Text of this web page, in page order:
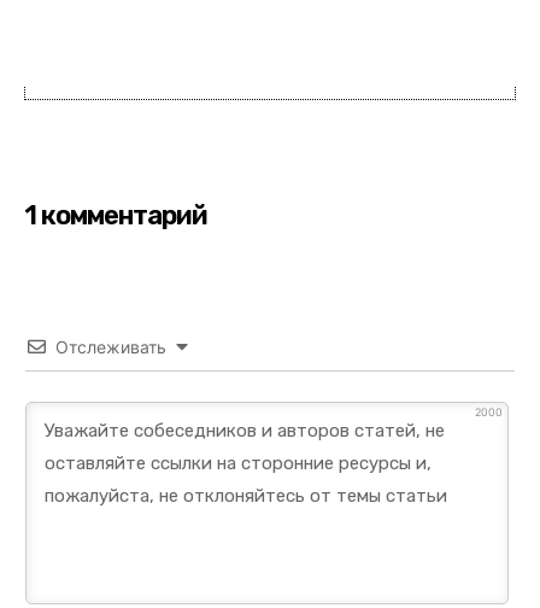
1 комментарий
Отслеживать
2000